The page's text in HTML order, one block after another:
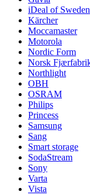
iDeal of Sweden
Kärcher
Moccamaster
Motorola
Nordic Form
Norsk
Northlight
OBH
OSRAM
Philips
Princess
Samsung
Sang
Smart storage
SodaStream
Sony
Varta
Vista